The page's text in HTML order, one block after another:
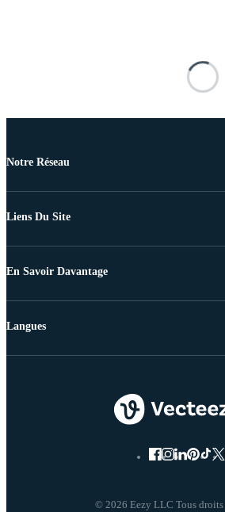
Notre Réseau
Liens Du Site
En Savoir Davantage
© 2026 Eezy LLC Tous droits
Langues